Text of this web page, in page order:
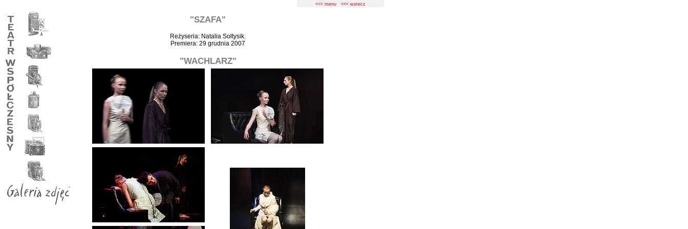
<<< menu <<< wstecz
"SZAFA"
Reżyseria: Natalia Sołtysik.
Premiera: 29 grudnia 2007
"WACHLARZ"